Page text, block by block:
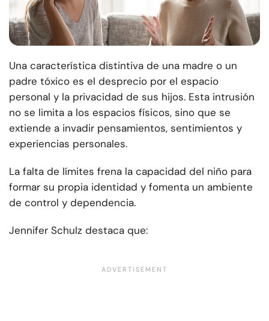
Una característica distintiva de una madre o un
padre tóxico es el desprecio por el espacio
personal y la privacidad de sus hijos. Esta intrusión
no se limita a los espacios físicos, sino que se
extiende a invadir pensamientos, sentimientos y
experiencias personales.
La falta de límites frena la capacidad del niño para
formar su propia identidad y fomenta un ambiente
de control y dependencia.
Jennifer Schulz destaca que: